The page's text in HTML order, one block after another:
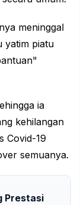
meninggal
yatim piatu
ia
kehilangan
Covid-19
semuanya.
Prestasi